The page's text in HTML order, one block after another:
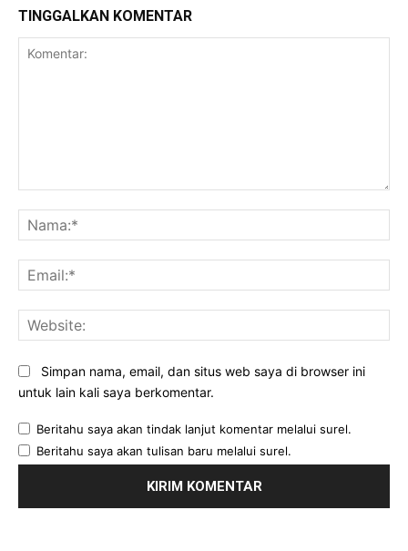
TINGGALKAN KOMENTAR
Simpan nama, email, dan situs web saya di browser ini
untuk lain kali saya berkomentar.
Beritahu saya akan tindak lanjut komentar melalui surel.
Beritahu saya akan tulisan baru melalui surel.